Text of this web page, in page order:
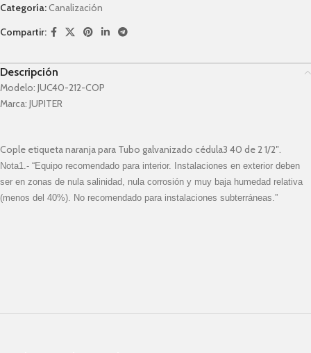
Categoría: Canalización
Compartir:
Descripción
Modelo: JUC40-212-COP
Marca: JUPITER
Cople etiqueta naranja para Tubo galvanizado cédula3 40 de 2 1/2″.
Nota1.- “Equipo recomendado para interior. Instalaciones en exterior deben
ser en zonas de nula salinidad, nula corrosión y muy baja humedad relativa
(menos del 40%). No recomendado para instalaciones subterráneas.”